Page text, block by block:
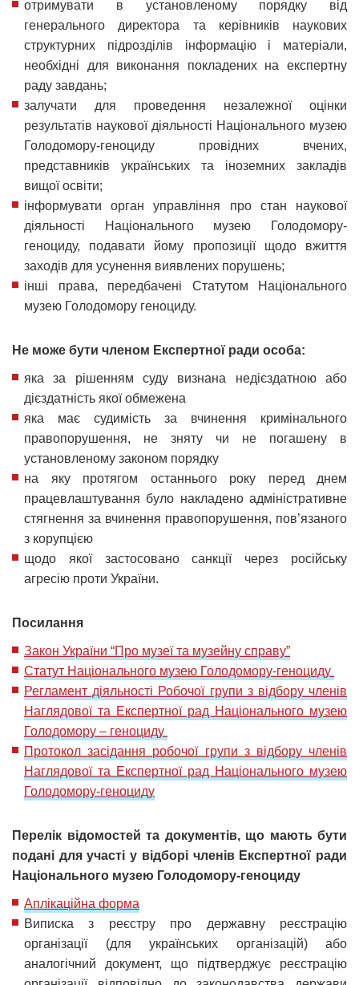
отримувати в установленому порядку від
генерального директора та керівників наукових
структурних підрозділів інформацію і матеріали,
необхідні для виконання покладених на експертну
раду завдань;
залучати для проведення незалежної оцінки
результатів наукової діяльності Національного музею
Голодомору-геноциду провідних вчених,
представників українських та іноземних закладів
вищої освіти;
інформувати орган управління про стан наукової
діяльності Національного музею Голодомору-
геноциду, подавати йому пропозиції щодо вжиття
заходів для усунення виявлених порушень;
інші права, передбачені Статутом Національного
музею Голодомору геноциду.
Не може бути членом Експертної ради особа:
яка за рішенням суду визнана недієздатною або
дієздатність якої обмежена
яка має судимість за вчинення кримінального
правопорушення, не зняту чи не погашену в
установленому законом порядку
на яку протягом останнього року перед днем
працевлаштування було накладено адміністративне
стягнення за вчинення правопорушення, пов’язаного
з корупцією
щодо якої застосовано санкції через російську
агресію проти України.
Посилання
Закон України “Про музеї та музейну справу”
Статут Національного музею Голодомору-геноциду
Регламент діяльності Робочої групи з відбору членів
Наглядової та Експертної рад Національного музею
Голодомору – геноциду
Протокол засідання робочої групи з відбору членів
Наглядової та Експертної рад Національного музею
Голодомору-геноциду
Перелік відомостей та документів, що мають бути
подані для участі у відборі членів Експертної ради
Національного музею Голодомору-геноциду
Аплікаційна форма
Виписка з реєстру про державну реєстрацію
організації (для українських організацій) або
аналогічний документ, що підтверджує реєстрацію